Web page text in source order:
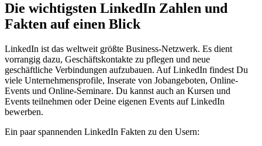
Die wichtigsten LinkedIn Zahlen und
Fakten auf einen Blick
LinkedIn ist das weltweit größte Business-Netzwerk. Es dient
vorrangig dazu, Geschäftskontakte zu pflegen und neue
geschäftliche Verbindungen aufzubauen. Auf LinkedIn findest Du
viele Unternehmensprofile, Inserate von Jobangeboten, Online-
Events und Online-Seminare. Du kannst auch an Kursen und
Events teilnehmen oder Deine eigenen Events auf LinkedIn
bewerben.
Ein paar spannenden LinkedIn Fakten zu den Usern: